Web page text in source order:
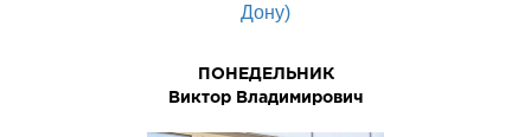
Дону)
ПОНЕДЕЛЬНИК
Виктор Владимирович